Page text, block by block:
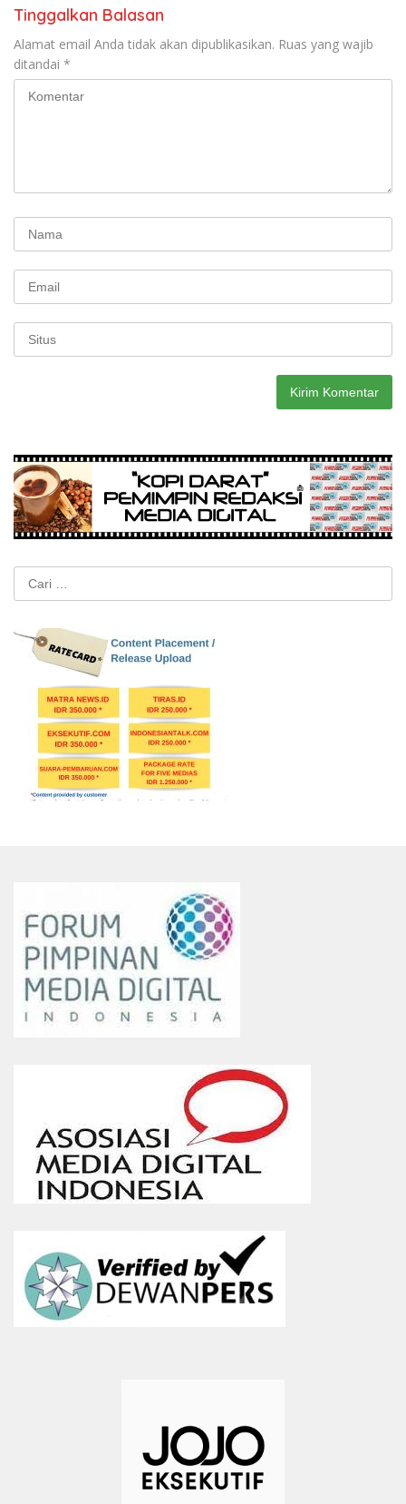
Tinggalkan Balasan
Alamat email Anda tidak akan dipublikasikan. Ruas yang wajib
ditandai *
Cari
untuk: